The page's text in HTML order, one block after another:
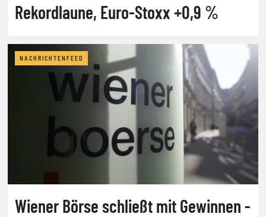
Rekordlaune, Euro-Stoxx +0,9 %
NACHRICHTENFEED
Wiener Börse schließt mit Gewinnen -